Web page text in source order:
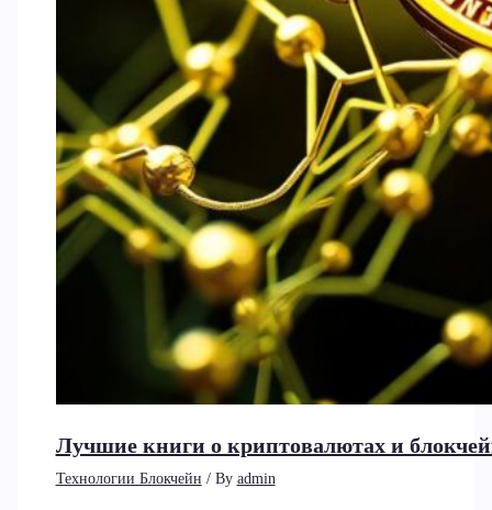
Лучшие книги о криптовалютах и
Технологии Блокчейн / By admin